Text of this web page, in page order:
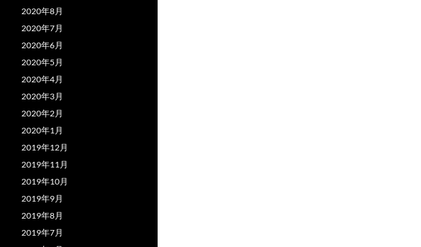
2020年8月
2020年7月
2020年6月
2020年5月
2020年4月
2020年3月
2020年2月
2020年1月
2019年12月
2019年11月
2019年10月
2019年9月
2019年8月
2019年7月